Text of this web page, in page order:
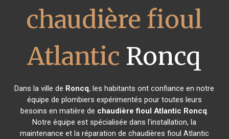
chaudière fioul
Atlantic Roncq
Dans la ville de Roncq, les habitants ont confiance en notre
équipe de plombiers expérimentés pour toutes leurs
besoins en matière de chaudière fioul Atlantic Roncq.
Notre équipe est spécialisée dans l'installation, la
maintenance et la réparation de chaudières fioul Atlantic